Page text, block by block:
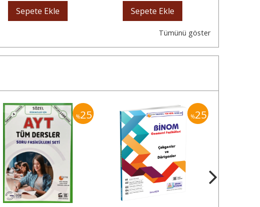
Sepete Ekle
Sepete Ekle
Tümünü göster
%25 %25